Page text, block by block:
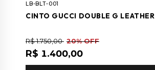
LB-BLT-001
CINTO GUCCI DOUBLE G LEATHER
R$ 1.750,00 20% OFF
R$ 1.400,00